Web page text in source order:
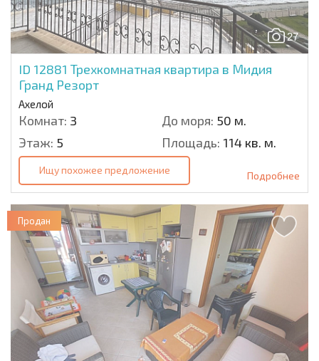
27
ID 12881 Трехкомнатная квартира в Мидия
Гранд Резорт
Ахелой
Комнат: 3 До моря: 50 м.
Этаж: 5 Площадь: 114 кв. м.
Ищу похожее предложение Подробнее
Продан